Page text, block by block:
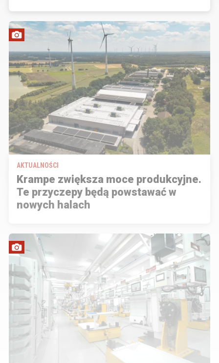
AKTUALNOŚCI
Krampe zwiększa moce produkcyjne.
Te przyczepy będą powstawać w
nowych halach